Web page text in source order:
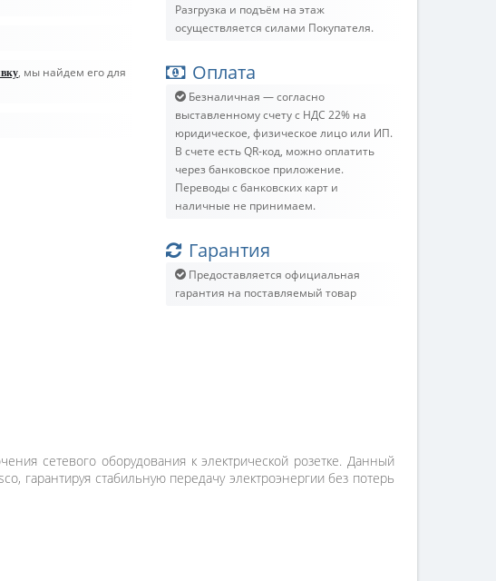
, мы найдем его для
Разгрузка и подъём на этаж
осуществляется силами Покупателя.
Оплата
Безналичная — согласно
выставленному счету c НДС 22% на
юридическое, физическое лицо или ИП.
В счете есть QR-код, можно оплатить
через банковское приложение.
Переводы с банковских карт и
наличные не принимаем.
Гарантия
Предоставляется официальная
гарантия на поставляемый товар
сетевого оборудования к электрической розетке. Данный
гарантируя стабильную передачу электроэнергии без потерь